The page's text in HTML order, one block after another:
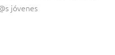
jóvenes